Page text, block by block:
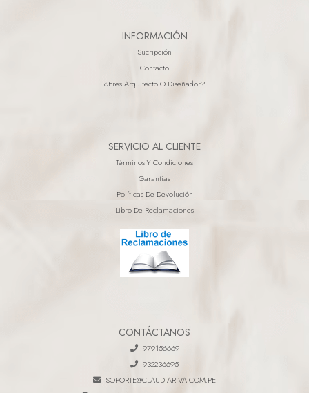
INFORMACIÓN
Sucripción
Contacto
¿eres Arquitecto O Diseñador?
SERVICIO AL CLIENTE
Términos Y Condiciones
Garantias
Políticas De Devolución
Libro De Reclamaciones
CONTÁCTANOS
979156669
932236695
SOPORTE@CLAUDIARIVA.COM.PE